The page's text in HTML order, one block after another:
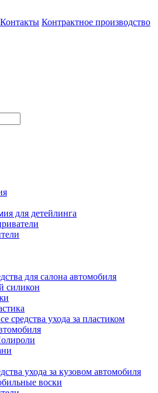
Контакты Контрактное производство
для детейлинга
для салона автомобиля
силикон
средства ухода за пластиком
ухода за кузовом автомобиля
воски